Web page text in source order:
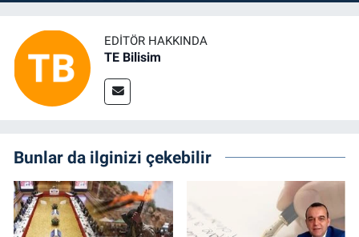
EDITÖR HAKKINDA
TE Bilisim
Bunlar da ilginizi çekebilir